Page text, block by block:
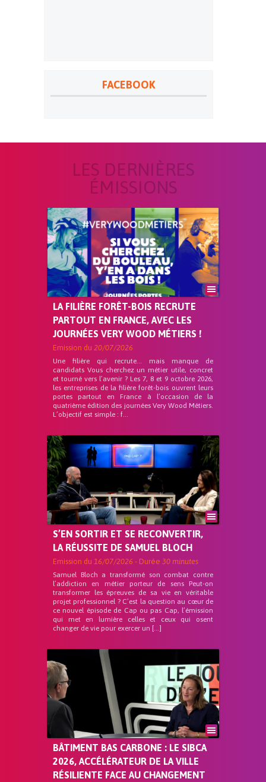
FACEBOOK
LES DERNIÈRES
ÉMISSIONS
LA FILIÈRE FORÊT-BOIS RECRUTE
PARTOUT EN FRANCE, AVEC LES
JOURNÉES VERY WOOD MÉTIERS !
Emission du 20/07/2026
Une filière qui recrute… mais manque de
candidats Vous cherchez un métier utile, concret
et tourné vers l’avenir ? Les 7, 8 et 9 octobre 2026,
les entreprises de la filière forêt-bois ouvrent leurs
portes partout en France à l’occasion de la
quatrième édition des journées Very Wood Métiers.
L’objectif est simple : f...
S’EN SORTIR ET SE RECONVERTIR,
LA RÉUSSITE DE SAMUEL BLOCH
Emission du 16/07/2026 - Durée 30 minutes
Samuel Bloch a transformé son combat contre
l’addiction en métier porteur de sens Peut-on
transformer les épreuves de sa vie en véritable
projet professionnel ? C’est la question au cœur de
ce nouvel épisode de Cap ou pas Cap, l’émission
qui met en lumière celles et ceux qui osent
changer de vie pour exercer un […]
BÂTIMENT BAS CARBONE : LE SIBCA
2026, ACCÉLÉRATEUR DE LA VILLE
RÉSILIENTE FACE AU CHANGEMENT